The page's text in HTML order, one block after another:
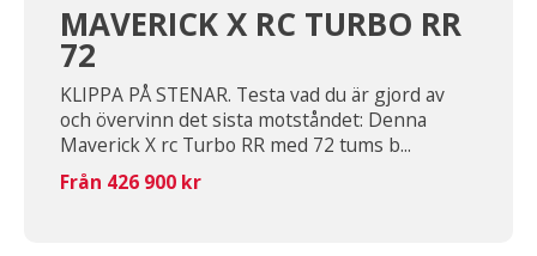
MAVERICK X RC TURBO RR
72
KLIPPA PÅ STENAR. Testa vad du är gjord av
och övervinn det sista motståndet: Denna
Maverick X rc Turbo RR med 72 tums b...
Från 426 900 kr